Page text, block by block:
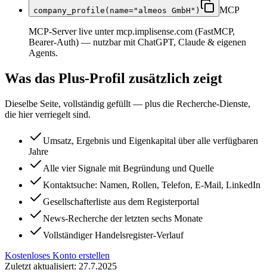
company_profile(name="almeos GmbH") MCP
MCP-Server live unter mcp.implisense.com (FastMCP,
Bearer-Auth) — nutzbar mit ChatGPT, Claude & eigenen
Agents.
Was das Plus-Profil zusätzlich zeigt
Dieselbe Seite, vollständig gefüllt — plus die Recherche-Dienste,
die hier verriegelt sind.
Umsatz, Ergebnis und Eigenkapital über alle verfügbaren
Jahre
Alle vier Signale mit Begründung und Quelle
Kontaktsuche: Namen, Rollen, Telefon, E-Mail, LinkedIn
Gesellschafterliste aus dem Registerportal
News-Recherche der letzten sechs Monate
Vollständiger Handelsregister-Verlauf
Kostenloses Konto erstellen
Zuletzt aktualisiert: 27.7.2025